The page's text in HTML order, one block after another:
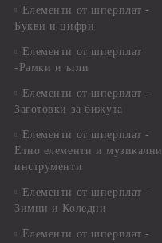
Елементи от шперплат -
Букви и цифри
Елементи от шперплат
-Рамки и ъгли
Елементи от шперплат -
Заготовки за бижута
Елементи от шперплат -
Етно елементи и музикални
инструменти
Елементи от шперплат -
Зимни и Коледни
Елементи от шперплат -